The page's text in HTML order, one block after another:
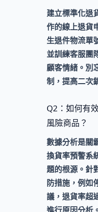
建立標準化退
作的線上退貨
生退件物流單
並訓練客服團
顧客情緒。別
制，提高二次
Q2：如何有
風險商品？
數據分析是關
換貨率預警系
題的根源。針
防措施，例如
議，退貨率超